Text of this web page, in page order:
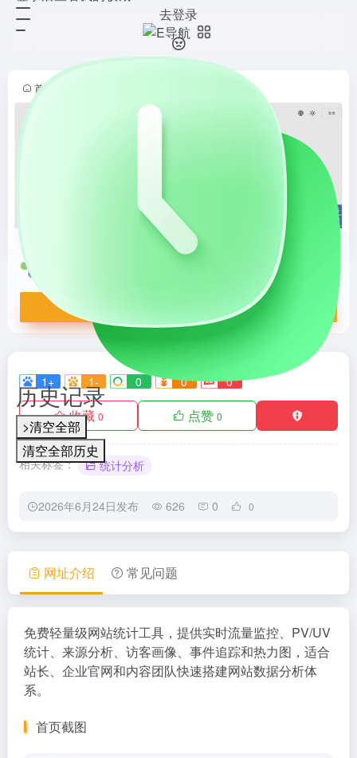
去登录
历史记录
>清空全部
清空全部历史
首页
1+ 1- 0 0 0
收藏 0 点赞 0
相关标签： 统计分析
2026年6月24日发布 626 0 0
免费轻量级网站统计工具，提供实时
流量监控、PV/UV统计、来源分
网址介绍 常见问题
免费轻量级网站统计工具，提供实时流量监控、PV/UV
统计、来源分析、访客画像、事件追踪和热力图，适合
站长、企业官网和内容团队快速搭建网站数据分析体
系。
首页截图